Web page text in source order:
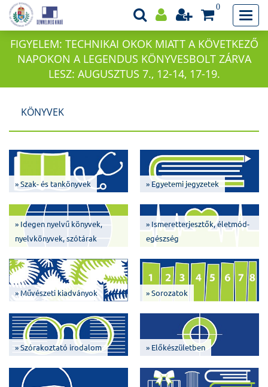
0
FIGYELEM: TECHNIKAI OKOK MIATT A KÖVETKEZŐ
NAPOKON A LEGENDUS KÖNYVESBOLT ZÁRVA
LESZ: AUGUSZTUS 7., 12-14, 17-19.
KÖNYVEK
» Szak- és tankönyvek » Egyetemi jegyzetek
» Idegen nyelvű könyvek,
nyelvkönyvek, szótárak
» Ismeretterjesztők, életmód-
egészség
» Művészeti kiadványok » Sorozatok
» Szórakoztató irodalom » Előkészületben